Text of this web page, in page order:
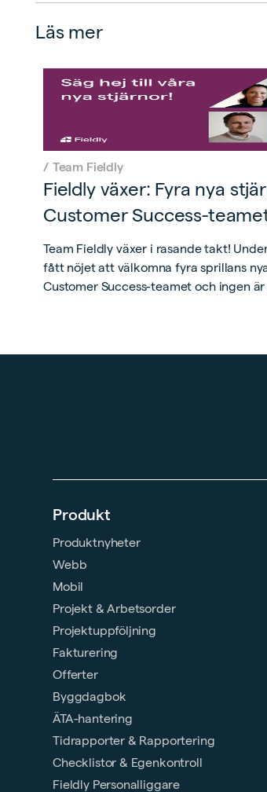
Läs mer
/ Team Fieldly
Fieldly växer: Fyra nya
Customer Success-
Team Fieldly växer i rasande takt!
fått nöjet att välkomna fyra sprillans
Customer Success-teamet och ingen
Produkt
Produktnyheter
Webb
Mobil
Projekt & Arbetsorder
Projektuppföljning
Fakturering
Offerter
Byggdagbok
ÄTA-hantering
Tidrapporter & Rapportering
Checklistor & Egenkontroll
Fieldly Personalliggare